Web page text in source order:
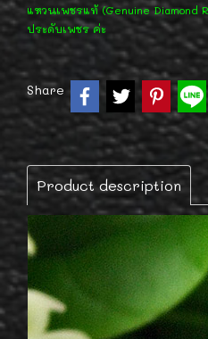
แหวนเพชรแท้ (Genuine Diamond
ประดับเพชร ค่ะ
Share
Product description